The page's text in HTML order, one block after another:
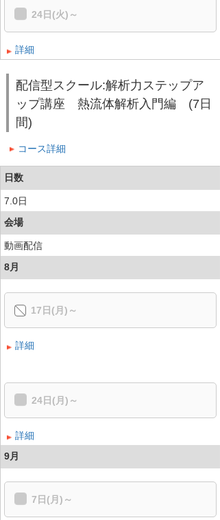
24日(火)～
詳細
配信型スクール:解析力ステップア
ップ講座 熱流体解析入門編 (7日
間)
コース詳細
日数
7.0日
会場
動画配信
8月
17日(月)～
詳細
24日(月)～
詳細
9月
7日(月)～